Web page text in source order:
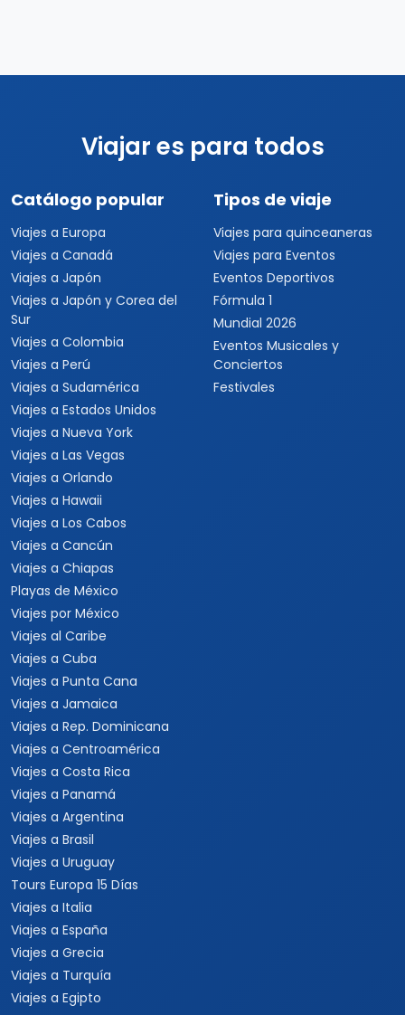
Viajar es para todos
Catálogo popular
Viajes a Europa
Viajes a Canadá
Viajes a Japón
Viajes a Japón y Corea del
Sur
Viajes a Colombia
Viajes a Perú
Viajes a Sudamérica
Viajes a Estados Unidos
Viajes a Nueva York
Viajes a Las Vegas
Viajes a Orlando
Viajes a Hawaii
Viajes a Los Cabos
Viajes a Cancún
Viajes a Chiapas
Playas de México
Viajes por México
Viajes al Caribe
Viajes a Cuba
Viajes a Punta Cana
Viajes a Jamaica
Viajes a Rep. Dominicana
Viajes a Centroamérica
Viajes a Costa Rica
Viajes a Panamá
Viajes a Argentina
Viajes a Brasil
Viajes a Uruguay
Tours Europa 15 Días
Viajes a Italia
Viajes a España
Viajes a Grecia
Viajes a Turquía
Viajes a Egipto
Tipos de viaje
Viajes para quinceaneras
Viajes para Eventos
Eventos Deportivos
Fórmula 1
Mundial 2026
Eventos Musicales y
Conciertos
Festivales